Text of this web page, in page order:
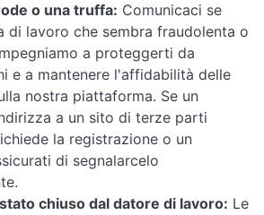
o una truffa: Comunicaci se
lavoro che sembra fraudolenta o
a proteggerti da
e a mantenere l'affidabilità delle
nostra piattaforma. Se un
a un sito di terze parti
la registrazione o un
di segnalarcelo
chiuso dal datore di lavoro: Le